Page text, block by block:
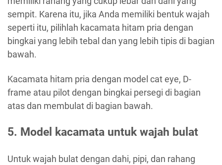
sempit. Karena itu, jika Anda memiliki bentuk wajah
seperti itu, pilihlah kacamata hitam pria dengan
bingkai yang lebih tebal dan yang lebih tipis di bagian
bawah.
Kacamata hitam pria dengan model cat eye, D-
frame atau pilot dengan bingkai persegi di bagian
atas dan membulat di bagian bawah.
5. Model kacamata untuk wajah bulat
Untuk wajah bulat dengan dahi, pipi, dan rahang